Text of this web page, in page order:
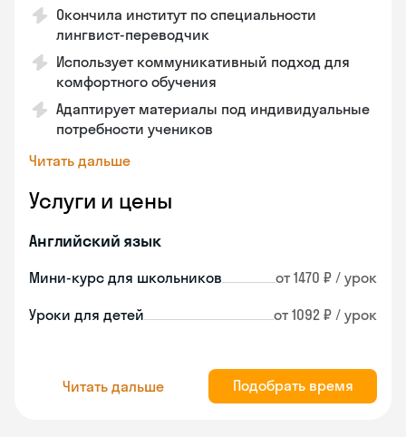
Окончила институт по специальности
лингвист-переводчик
Использует коммуникативный подход для
комфортного обучения
Адаптирует материалы под индивидуальные
потребности учеников
Читать дальше
Услуги и цены
Английский язык
Мини-курс для школьников от 1470 ₽ / урок
Уроки для детей от 1092 ₽ / урок
Читать дальше Подобрать время